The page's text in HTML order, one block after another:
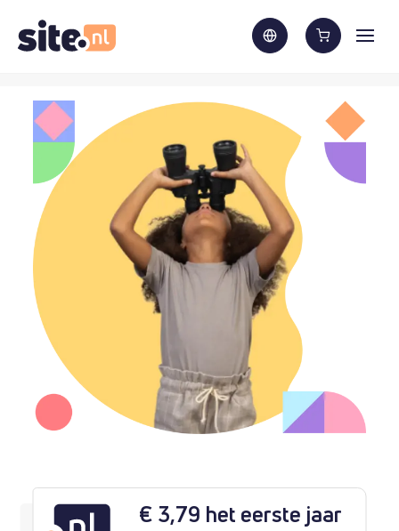
€ 3,79 het eerste jaar